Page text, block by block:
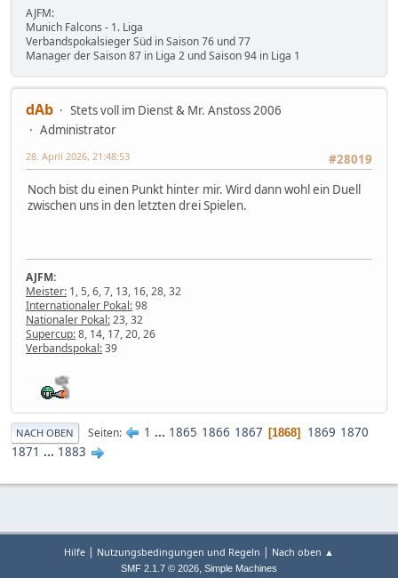
AJFM:
Munich Falcons - 1. Liga
Verbandspokalsieger Süd in Saison 76 und 77
Manager der Saison 87 in Liga 2 und Saison 94 in Liga 1
dAb
Stets voll im Dienst & Mr. Anstoss 2006
Administrator
#28019
28. April 2026, 21:48:53
Noch bist du einen Punkt hinter mir. Wird dann wohl ein Duell
zwischen uns in den letzten drei Spielen.
AJFM:
Meister: 1, 5, 6, 7, 13, 16, 28, 32
Internationaler Pokal:98
Nationaler Pokal:23, 32
Supercup:8, 14, 17, 20, 26
Verbandspokal:39
NACH OBEN Seiten 1 ... 1865 1866 1867 1868 1869 1870
1871 ... 1883
Hilfe Nutzungsbedingungen und Regeln Nach oben ▲
SMF 2.1.7 © 2026, Simple Machines